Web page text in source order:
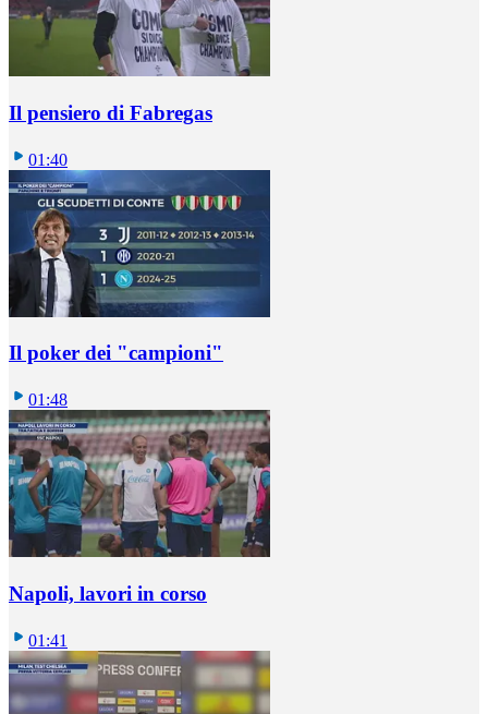
Il pensiero di Fabregas
01:40
Il poker dei "campioni"
01:48
Napoli, lavori in corso
01:41